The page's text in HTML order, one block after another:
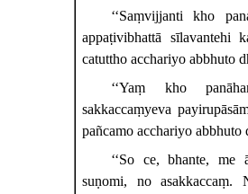
‘‘Saṃvijjantikho
appaṭivibhattā sīlavantehi
catuttho acchariyo abbhuto
‘‘Yaṃ kho
sakkaccaṃyeva
pañcamo acchariyo abbhuto
‘‘So ce, bhante, me
suṇomi, no asakkaccaṃ.